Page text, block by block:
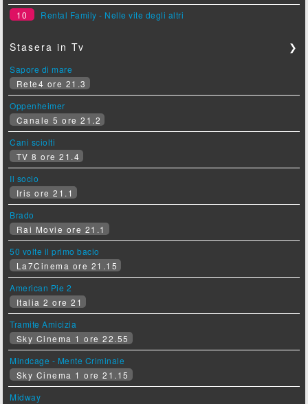
10
Rental Family - Nelle vite degli altri
Stasera in Tv ❯
Sapore di mare
Rete4 ore 21.3
Oppenheimer
Canale 5 ore 21.2
Cani sciolti
TV 8 ore 21.4
Il socio
Iris ore 21.1
Brado
Rai Movie ore 21.1
50 volte il primo bacio
La7Cinema ore 21.15
American Pie 2
Italia 2 ore 21
Tramite Amicizia
Sky Cinema 1 ore 22.55
Mindcage - Mente Criminale
Sky Cinema 1 ore 21.15
Midway